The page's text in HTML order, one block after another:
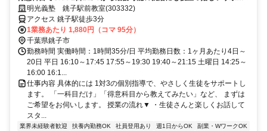
トあり！ミドル・シニアも活躍中
明光義塾 銚子駅前教室(303332)
アクセス 銚子駅徒歩3分
1業務あたり 1,880円（コマ 95分）
千葉県銚子市
勤務時間 実働時間：1時間35分/日 平均勤務日数：1ヶ月あたり4日～
20日 平日 16:10～17:45 17:55～19:30 19:40～21:15 土曜日 14:25～
16:00 16:1...
仕事内容 具体的には 1対3の個別指導で、やさしく生徒をサポートし
ます。 「一科目だけ」「得意科目から教えてみたい」など、 まずは
ご希望をお伺いします。 授業の流れ▼ ・生徒さんと楽しくお話して
スタ...
業界未経験者歓迎 扶養内勤務OK 社員登用あり 週1日からOK
副業・WワークOK